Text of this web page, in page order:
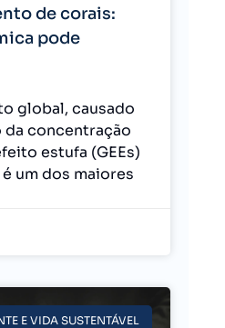
de corais:
pode
global, causado
da concentração
estufa (GEEs)
um dos maiores
E VIDA SUSTENTÁVEL